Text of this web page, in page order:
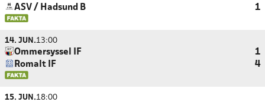
ASV / Hadsund B
1
14. JUN.13:00
Ommersyssel IF
1
Romalt IF
4
15. JUN.18:00